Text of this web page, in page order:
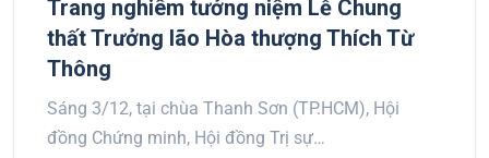
Trang nghiêm tưởng niệm Lễ Chung
thất Trưởng lão Hòa thượng Thích Từ
Thông
Sáng 3/12, tại chùa Thanh Sơn (TP.HCM), Hội
đồng Chứng minh, Hội đồng Trị sự…